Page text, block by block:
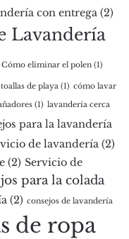
con entrega (2)
Lavandería
Cómo eliminar el polen (1)
de playa (1) cómo lavar
(1) lavandería cerca
para la lavandería
de lavandería (2)
(2) Servicio de
para la colada
(2) consejos de lavandería
de ropa